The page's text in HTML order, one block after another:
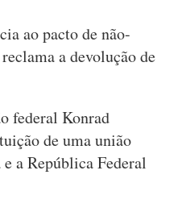
ao pacto de não-
a devolução de
federal Konrad
de uma união
a República Federal